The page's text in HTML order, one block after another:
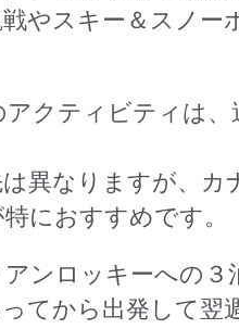
やスキー＆スノー
クティビティは、
異なりますが、カ
におすすめです。
ンロッキーへの３
てから出発して翌